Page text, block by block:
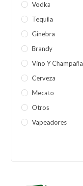
Vodka
Tequila
Ginebra
Brandy
Vino Y Champaña
Cerveza
Mecato
Otros
Vapeadores